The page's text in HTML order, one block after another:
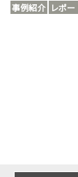
事例紹介 レポー